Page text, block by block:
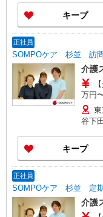
特別
3,000
キープ
正社員
SOMPOケア 杉並 訪問
介護
万円〜 ※職務手当、特別職務手当、特別
当、
手当
平均
みま
方はさ
基本
谷下
キープ
正社員
SOMPOケア 杉並 定期
介護